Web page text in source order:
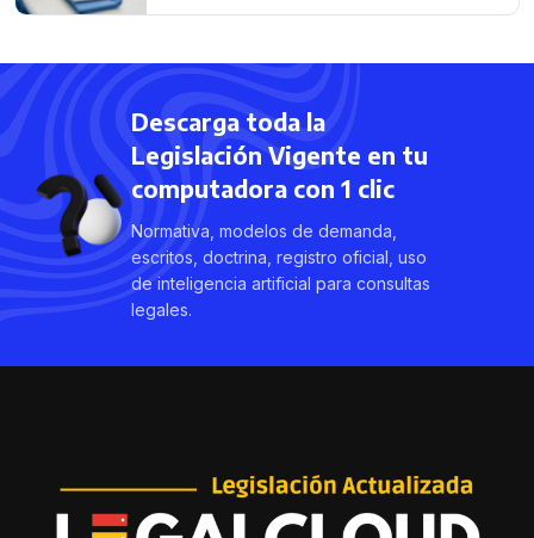
Descarga toda la
Legislación Vigente en tu
computadora con 1 clic
Normativa, modelos de demanda,
escritos, doctrina, registro oficial, uso
de inteligencia artificial para consultas
legales.